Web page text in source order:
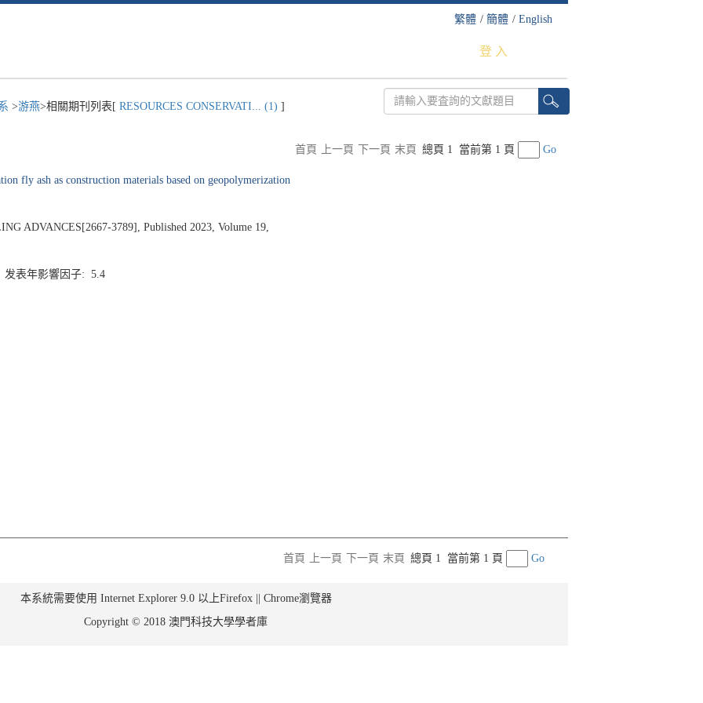
繁體 / 簡體 / English
登 入
>游燕>相關期刊列表[ RESOURCES CONSERVATI... (1) ]
首頁 上一頁 下一頁 末頁 總頁 1 當前第 1 頁 Go
fly ash as construction materials based on geopolymerization
ADVANCES[2667-3789], Published 2023, Volume 19,
发表年影響因子: 5.4
首頁
上一頁 下一頁 末頁 總頁 1 當前第 1 頁 Go
本系統需要使用 Internet Explorer 9.0 以上Firefox || Chrome瀏覽器
Copyright © 2018 澳門科技大學學者庫